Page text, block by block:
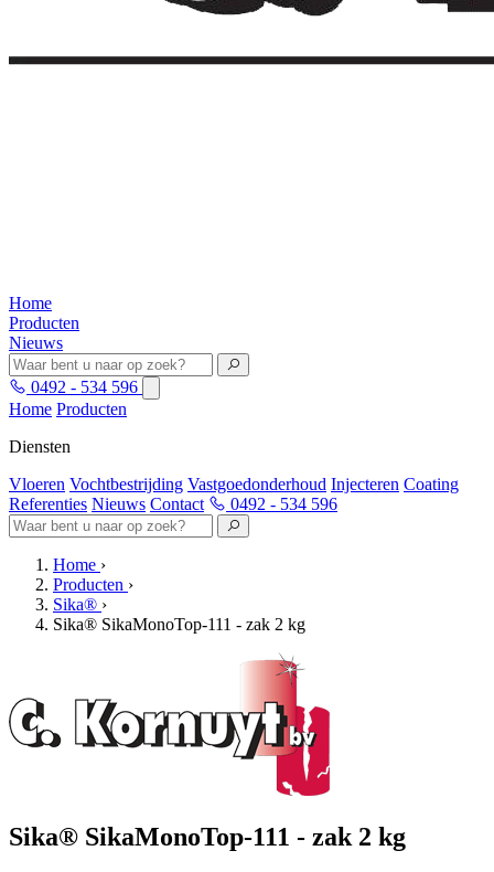
Home
Producten
Nieuws
0492 - 534 596
Home Producten
Diensten
Vloeren Vochtbestrijding Vastgoedonderhoud Injecteren Coating
Referenties Nieuws Contact 0492 - 534 596
Home ›
Producten ›
Sika® ›
Sika® SikaMonoTop-111 - zak 2 kg
Sika® SikaMonoTop-111 - zak 2 kg